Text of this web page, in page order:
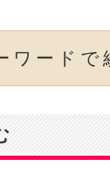
ワードで